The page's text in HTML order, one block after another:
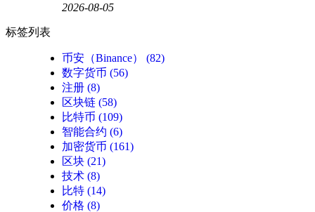
2026-08-05
标签列表
币安（Binance）
(82)
数字货币 (56)
注册 (8)
区块链 (58)
比特币 (109)
智能合约 (6)
加密货币 (161)
区块 (21)
技术 (8)
比特 (14)
价格 (8)